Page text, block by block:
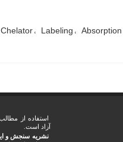
Labeling
استفاده از
آزاد است.
نشریه سنجش و